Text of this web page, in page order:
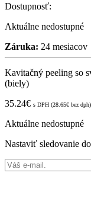
Dostupnosť:
Aktuálne nedostupné
Záruka: 24 mesiacov
Kavitačný peeling so
(biely)
35.24€ s DPH (28.65€ bez dph)
Aktuálne nedostupné
Nastaviť sledovanie